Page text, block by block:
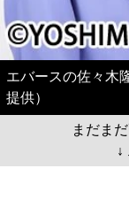
エバースの佐々木
提供）
まだま
↓